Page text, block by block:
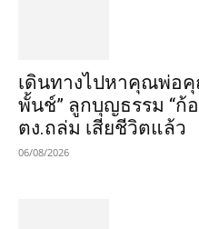
เดินทางไปหาคุณพ่อ
พั้นช์” ลูกบุญธรรม “ก้
ตง.ถล่ม เสียชีวิตแล้ว
06/08/2026